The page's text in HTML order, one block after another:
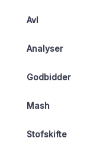
Avl
Analyser
Godbidder
Mash
Stofskifte